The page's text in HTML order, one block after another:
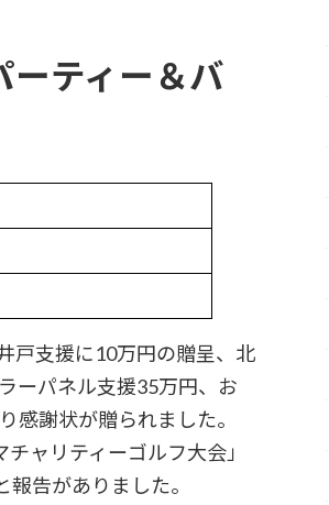
ーティー＆バ
戸支援に10万円の贈呈、北
ーパネル支援35万円、お
感謝状が贈られました。
ャリティーゴルフ大会」
告がありました。